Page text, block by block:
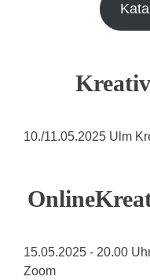
10./11.05.2025 Ulm
15.05.2025 - 20.00
Zoom